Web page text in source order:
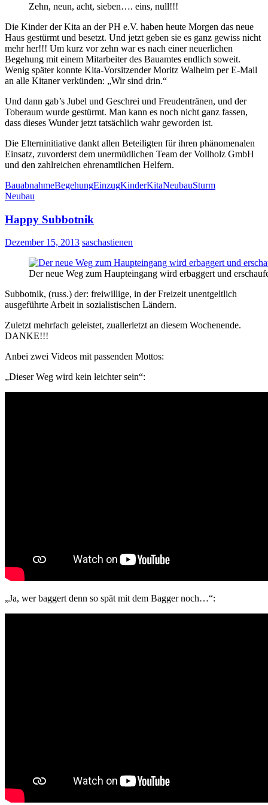
Zehn, neun, acht, sieben…. eins, null!!!
Die Kinder der Kita an der PH e.V. haben heute Morgen das neue
Haus gestürmt und besetzt. Und jetzt geben sie es ganz gewiss nicht
mehr her!!! Um kurz vor zehn war es nach einer neuerlichen
Begehung mit einem Mitarbeiter des Bauamtes endlich soweit.
Wenig später konnte Kita-Vorsitzender Moritz Walheim per E-Mail
an alle Kitaner verkünden: „Wir sind drin.“
Und dann gab’s Jubel und Geschrei und Freudentränen, und der
Toberaum wurde gestürmt. Man kann es noch nicht ganz fassen,
dass dieses Wunder jetzt tatsächlich wahr geworden ist.
Die Elterninitiative dankt allen Beteiligten für ihren phänomenalen
Einsatz, zuvorderst dem unermüdlichen Team der Vollholz GmbH
und den zahlreichen ehrenamtlichen Helfern.
BauabnahmeBegehungEinzugKinderKitaNeubauSturm
Neubau
Happy Subbotnik
Dezember 15, 2013 saschastienen
Der neue Weg zum Haupteingang wird erbaggert und
Subbotnik, (russ.) der: freiwillige, in der Freizeit unentgeltlich
ausgeführte Arbeit in sozialistischen Ländern.
Zuletzt mehrfach geleistet, zuallerletzt an diesem Wochenende.
DANKE!!!
Anbei zwei Videos mit passenden Mottos:
„Dieser Weg wird kein leichter sein“:
„Ja, wer baggert denn so spät mit dem Bagger noch…“: